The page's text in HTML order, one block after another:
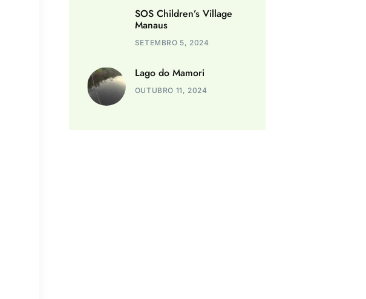
SOS Children’s Village
Manaus
SETEMBRO 5, 2024
Lago do Mamori
OUTUBRO 11, 2024